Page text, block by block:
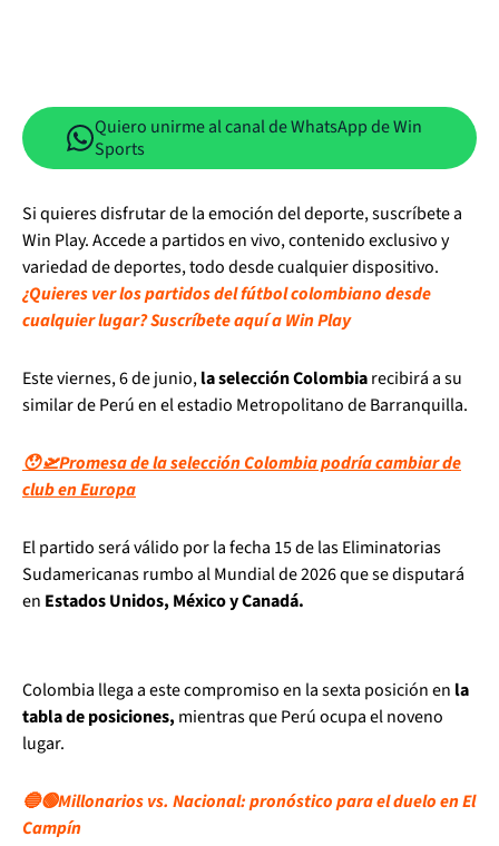
Quiero unirme al canal de WhatsApp de Win
Sports
Si quieres disfrutar de la emoción del deporte, suscríbete a
Win Play. Accede a partidos en vivo, contenido exclusivo y
variedad de deportes, todo desde cualquier dispositivo.
¿Quieres ver los partidos del fútbol colombiano desde
cualquier lugar? Suscríbete aquí a Win Play
Este viernes, 6 de junio,la selección Colombiarecibirá a su
similar de Perú en el estadio Metropolitano de Barranquilla.
😯🛫Promesa de la selección Colombia podría cambiar de
club en Europa
El partido será válido por la fecha 15 de las Eliminatorias
Sudamericanas rumbo al Mundial de 2026 que se disputará
en Estados Unidos, México y Canadá.
Colombia llega a este compromiso en la sexta posición en la
tabla de posiciones, mientras que Perú ocupa el noveno
lugar.
🔵🟢Millonarios vs. Nacional: pronóstico para el duelo en El
Campín